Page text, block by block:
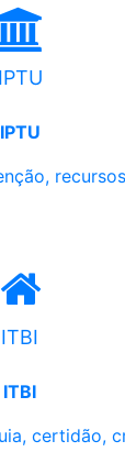
IPTU
IPTU
ITBI
ITBI
certidão,